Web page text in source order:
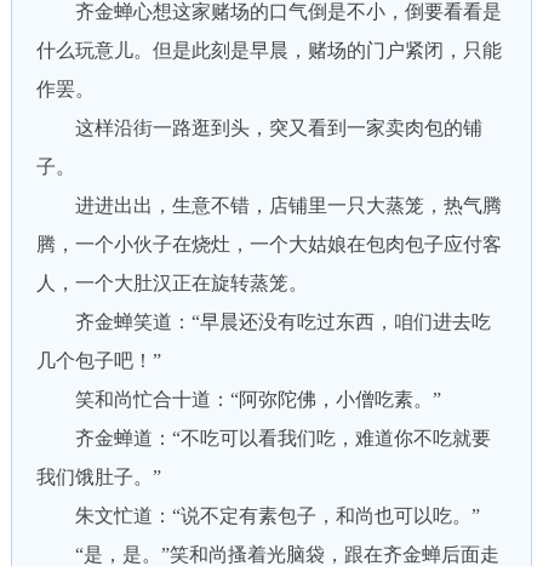
齐金蝉心想这家赌场的口气倒是不小，倒要看看是
什么玩意儿。但是此刻是早晨，赌场的门户紧闭，只能
作罢。
这样沿街一路逛到头，突又看到一家卖肉包的铺
子。
进进出出，生意不错，店铺里一只大蒸笼，热气腾
腾，一个小伙子在烧灶，一个大姑娘在包肉包子应付客
人，一个大肚汉正在旋转蒸笼。
齐金蝉笑道：“早晨还没有吃过东西，咱们进去吃
几个包子吧！”
笑和尚忙合十道：“阿弥陀佛，小僧吃素。”
齐金蝉道：“不吃可以看我们吃，难道你不吃就要
我们饿肚子。”
朱文忙道：“说不定有素包子，和尚也可以吃。”
“是，是。”笑和尚搔着光脑袋，跟在齐金蝉后面走